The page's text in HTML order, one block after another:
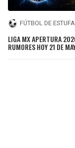
FÚTBOL DE ESTUFA
LIGA MX APERTURA
RUMORES HOY 21 DE